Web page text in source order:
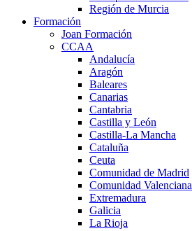
Región de Murcia
Formación
Joan Formación
CCAA
Andalucía
Aragón
Baleares
Canarias
Cantabria
Castilla y León
Castilla-La Mancha
Cataluña
Ceuta
Comunidad de Madrid
Comunidad Valenciana
Extremadura
Galicia
La Rioja